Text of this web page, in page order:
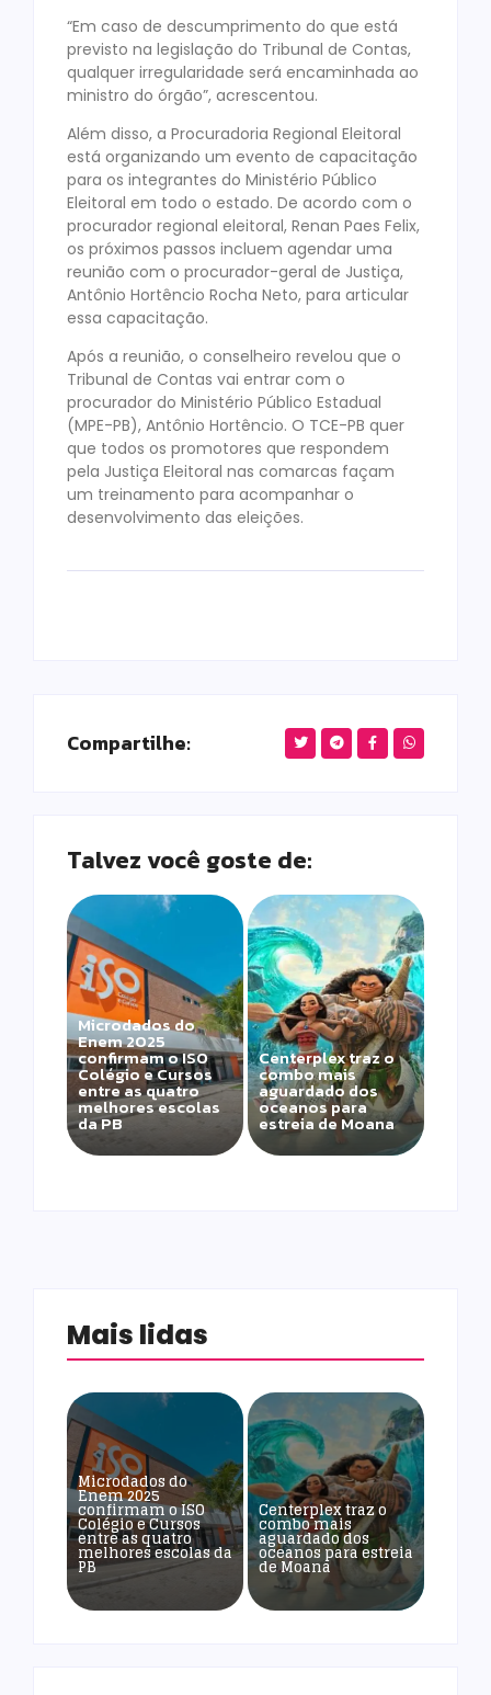
“Em caso de descumprimento do que está
previsto na legislação do Tribunal de Contas,
qualquer irregularidade será encaminhada ao
ministro do órgão”, acrescentou.
Além disso, a Procuradoria Regional Eleitoral
está organizando um evento de capacitação
para os integrantes do Ministério Público
Eleitoral em todo o estado. De acordo com o
procurador regional eleitoral, Renan Paes Felix,
os próximos passos incluem agendar uma
reunião com o procurador-geral de Justiça,
Antônio Hortêncio Rocha Neto, para articular
essa capacitação.
Após a reunião, o conselheiro revelou que o
Tribunal de Contas vai entrar com o
procurador do Ministério Público Estadual
(MPE-PB), Antônio Hortêncio. O TCE-PB quer
que todos os promotores que respondem
pela Justiça Eleitoral nas comarcas façam
um treinamento para acompanhar o
desenvolvimento das eleições.
Compartilhe:
Talvez você goste de:
Microdados do
Enem 2025
confirmam o ISO
Colégio e Cursos
entre as quatro
melhores escolas
da PB
Centerplex traz o
combo mais
aguardado dos
oceanos para
estreia de Moana
Mais lidas
Microdados do
Enem 2025
confirmam o ISO
Colégio e Cursos
entre as quatro
melhores escolas da
PB
Centerplex traz o
combo mais
aguardado dos
oceanos para estreia
de Moana